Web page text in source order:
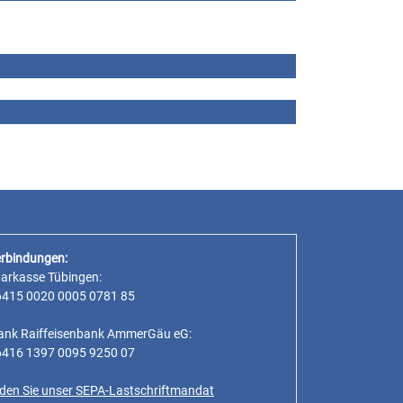
Tübingen:
0020 0005 0781 85
Raiffeisenbank AmmerGäu eG:
1397 0095 9250 07
Sie unser SEPA-Lastschriftmandat